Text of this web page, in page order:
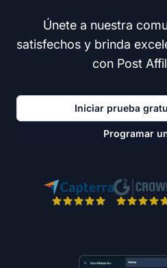
Únete a nuestra
satisfechos y brinda
con Post
Iniciar prueba
Programar